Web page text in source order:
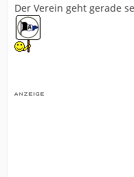
Der Verein geht gerade